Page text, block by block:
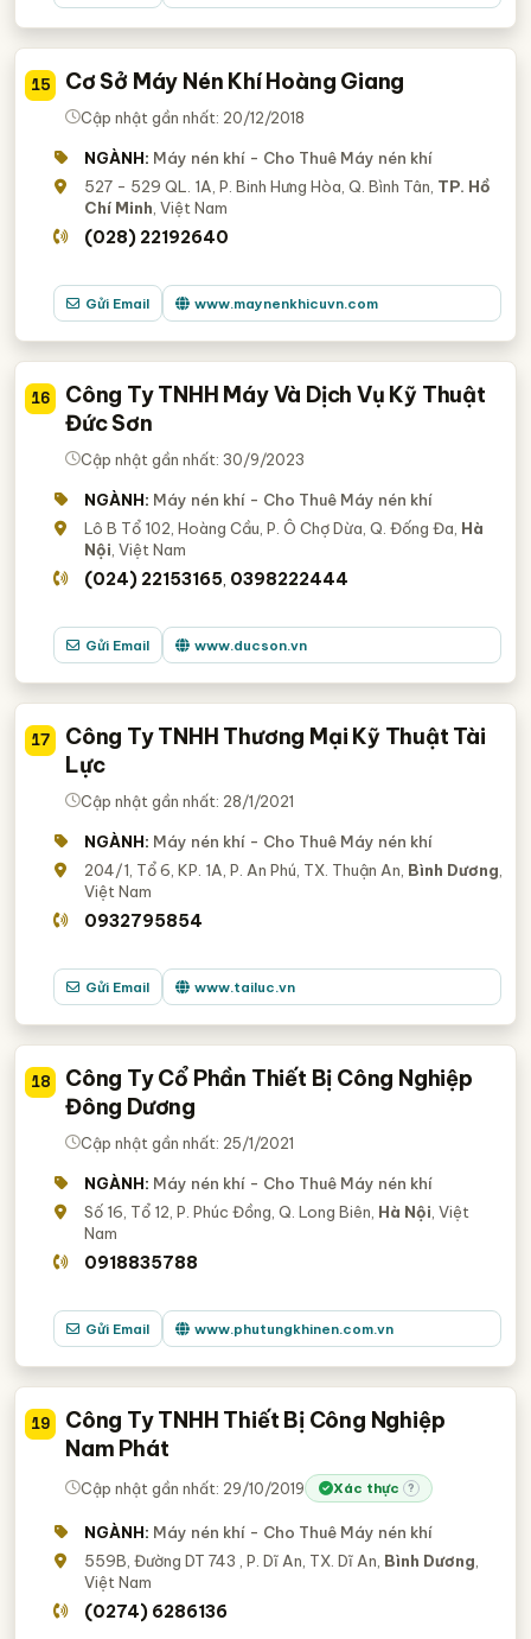
15 Cơ Sở Máy Nén Khí Hoàng Giang
Cập nhật gần nhất: 20/12/2018
NGÀNH: Máy nén khí - Cho Thuê Máy nén khí
527 - 529 QL. 1A, P. Binh Hưng Hòa, Q. Bình Tân, TP. Hồ
Chí Minh , Việt Nam
(028) 22192640
Gửi Email www.maynenkhicuvn.com
16
Công Ty TNHH Máy Và Dịch Vụ Kỹ Thuật
Đức Sơn
Cập nhật gần nhất: 30/9/2023
NGÀNH: Máy nén khí - Cho Thuê Máy nén khí
Lô B Tổ 102, Hoàng Cầu, P. Ô Chợ Dừa, Q. Đống Đa, Hà
Nội , Việt Nam
(024) 22153165 0398222444
Gửi Email www.ducson.vn
17
Công Ty TNHH Thương Mại Kỹ Thuật Tài
Lực
Cập nhật gần nhất: 28/1/2021
NGÀNH: Máy nén khí - Cho Thuê Máy nén khí
204/1, Tổ 6, KP. 1A, P. An Phú, TX. Thuận An, Bình Dương
Việt Nam
0932795854
Gửi Email www.tailuc.vn
18
Công Ty Cổ Phần Thiết Bị Công Nghiệp
Đông Dương
Cập nhật gần nhất: 25/1/2021
NGÀNH: Máy nén khí - Cho Thuê Máy nén khí
Số 16, Tổ 12, P. Phúc Đồng, Q. Long Biên, Hà Nội , Việt
Nam
0918835788
Gửi Email www.phutungkhinen.com.vn
19
Công Ty TNHH Thiết Bị Công Nghiệp
Nam Phát
Cập nhật gần nhất: 29/10/2019 Xác thực ?
NGÀNH: Máy nén khí - Cho Thuê Máy nén khí
559B, Đường DT 743 , P. Dĩ An, TX. Dĩ An, Bình Dương
Việt Nam
(0274) 6286136